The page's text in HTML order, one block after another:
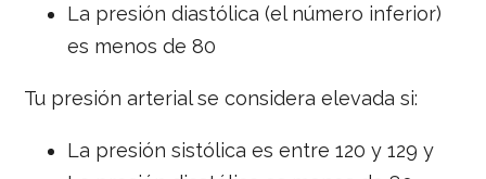
La presión diastólica (el número inferior)
es menos de 80
Tu presión arterial se considera elevada si:
La presión sistólica es entre 120 y 129 y